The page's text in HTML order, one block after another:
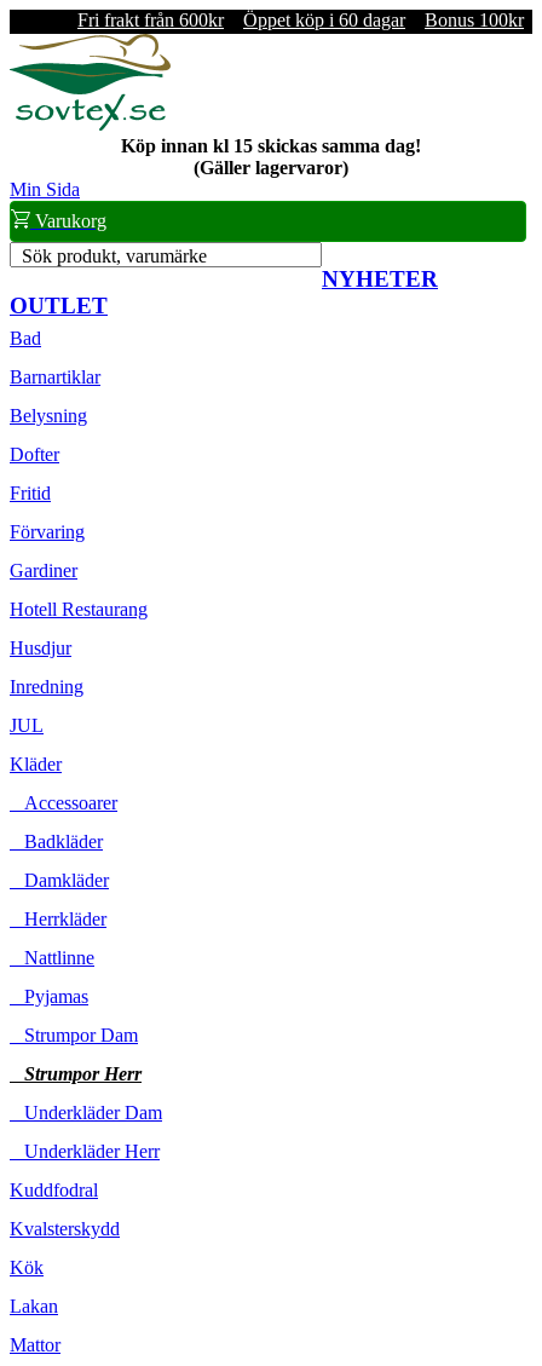
Fri frakt från 600kr Öppet köp i 60 dagar Bonus 100kr
Köp innan kl 15 skickas samma dag!
(Gäller lagervaror)
Min Sida
Varukorg
Sök produkt, varumärke
NYHETER
OUTLET
Bad
Barnartiklar
Belysning
Dofter
Fritid
Förvaring
Gardiner
Hotell Restaurang
Husdjur
Inredning
JUL
Kläder
Accessoarer
Badkläder
Damkläder
Herrkläder
Nattlinne
Pyjamas
Strumpor Dam
Strumpor Herr
Underkläder Dam
Underkläder Herr
Kuddfodral
Kvalsterskydd
Kök
Lakan
Mattor